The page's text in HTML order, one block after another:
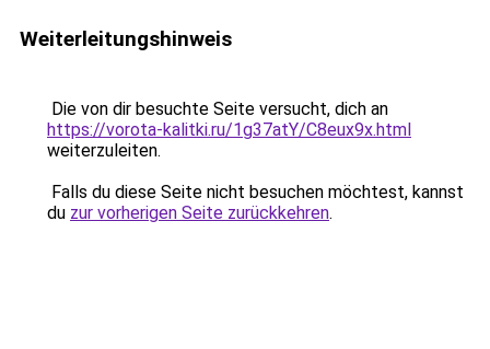
Weiterleitungshinweis
Die von dir besuchte Seite versucht, dich an
https://vorota-kalitki.ru/1g37atY/C8eux9x.html
weiterzuleiten.
Falls du diese Seite nicht besuchen möchtest, kannst
du zur vorherigen Seite zurückkehren.